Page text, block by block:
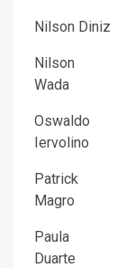
Nilson Diniz
Nilson
Wada
Oswaldo
Iervolino
Patrick
Magro
Paula
Duarte